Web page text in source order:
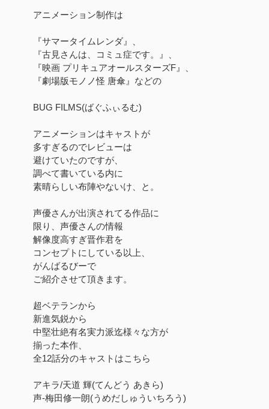
アニメーション制作は
『サマータイムレンダ』、
『古見さんは、コミュ症です。』、
『映画 プリキュアオールスターズF』、
『劇場版モノノ怪 唐傘』などの
BUG FILMS(ばぐふぃるむ)
アニメーションはキャストが
多すぎるのでレビューは
避けていたのですが、
調べて書いている内に
素晴らしい布陣やないけ、と。
声優さんが出演されてる作品に
限り、声優さんの情報
解像度高すぎ晋作君を
コンセプトにしている以上、
がんばるびーで
ご紹介させて頂きます。
超ベテランから
新進気鋭から
中堅壮絶有名実力派迄様々な方が
揃った本作、
全12話分のキャストはこちら
アキラ/天道 輝(てんどう あきら)
声-梅田修一朗(うめだしゅういちろう)